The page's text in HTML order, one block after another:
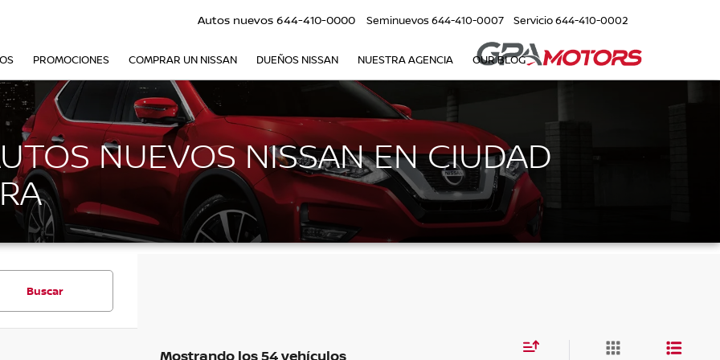
Autos nuevos 644-410-0000 Seminuevos644-410-0007 Servicio644-410-0002
PROMOCIONES COMPRAR UN NISSAN DUEÑOS NISSAN NUESTRA AGENCIA OUR BLOG
NUEVOS NISSAN EN CIUDAD
Buscar
Mostrando los 54 vehículos